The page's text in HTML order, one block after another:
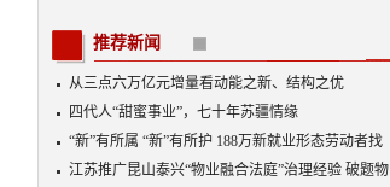
推荐新闻
从三点六万亿元增量看动能之新、结构之优
四代人“甜蜜事业”，七十年苏疆情缘
“新”有所属 “新”有所护 188万新就业形态劳动者找
到“娘家”
江苏推广昆山泰兴“物业融合法庭”治理经验 破题物